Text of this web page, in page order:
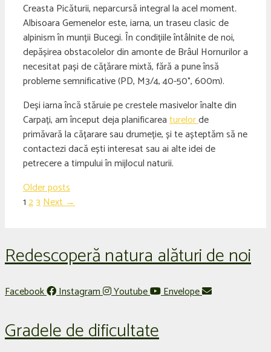
Creasta Picăturii, neparcursă integral la acel moment.
Albisoara Gemenelor este, iarna, un traseu clasic de
alpinism în munții Bucegi. În condițiile întâlnite de noi,
depășirea obstacolelor din amonte de Brâul Hornurilor a
necesitat pași de cățărare mixtă, fără a pune însă
probleme semnificative (PD, M3/4, 40-50°, 600m).
Deși iarna încă stăruie pe crestele masivelor înalte din
Carpați, am început deja planificareaturelorde
primăvară la cățarare sau drumeție, și te așteptăm să ne
contactezi dacă ești interesat sau ai alte idei de
petrecere a timpului în mijlocul naturii.
Older posts
Page
1Page
2Page
3Next→
Redescoperă natura alături de noi
Facebook Instagram Youtube Envelope
Gradele de dificultate